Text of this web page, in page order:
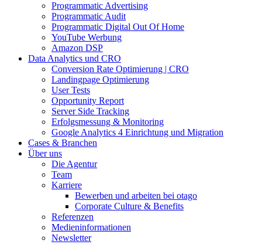
Programmatic Advertising
Programmatic Audit
Programmatic Digital Out Of Home
YouTube Werbung
Amazon DSP
Data Analytics und CRO
Conversion Rate Optimierung | CRO
Landingpage Optimierung
User Tests
Opportunity Report
Server Side Tracking
Erfolgsmessung & Monitoring
Google Analytics 4 Einrichtung und Migration
Cases & Branchen
Über uns
Die Agentur
Team
Karriere
Bewerben und arbeiten bei otago
Corporate Culture & Benefits
Referenzen
Medieninformationen
Newsletter